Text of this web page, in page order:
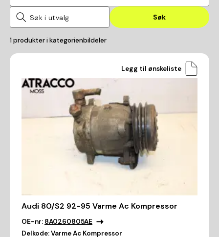
Søk
1produkter i kategorienbildeler
Legg til ønskeliste
Audi 80/S2 92-95 Varme Ac Kompressor
OE-nr: 8A0260805AE
Delkode:Varme Ac Kompressor